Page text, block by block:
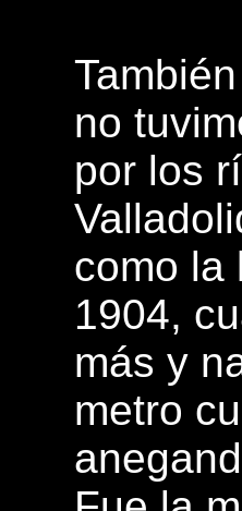
no
por los
como la
1904,
más y
metro